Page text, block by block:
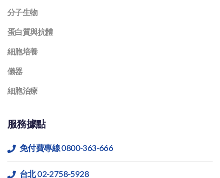
分子生物
蛋白質與抗體
細胞培養
儀器
細胞治療
服務據點
免付費專線 0800-363-666
台北 02-2758-5928